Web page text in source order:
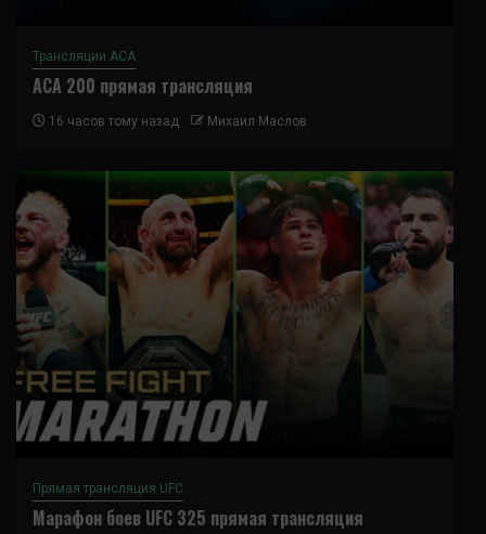
Трансляции ACA
ACA 200 прямая трансляция
16 часов тому назад Михаил Маслов
Прямая трансляция UFC
Марафон боев UFC 325 прямая трансляция